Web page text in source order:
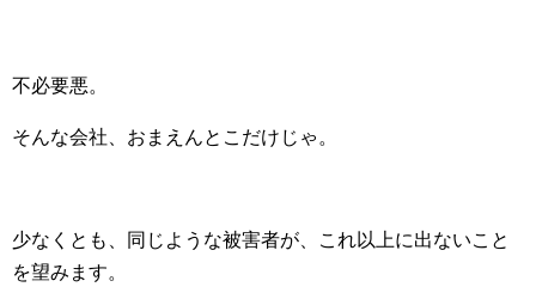
不必要悪。
そんな会社、おまえんとこだけじゃ。
少なくとも、同じような被害者が、これ以上に出ないこと
を望みます。